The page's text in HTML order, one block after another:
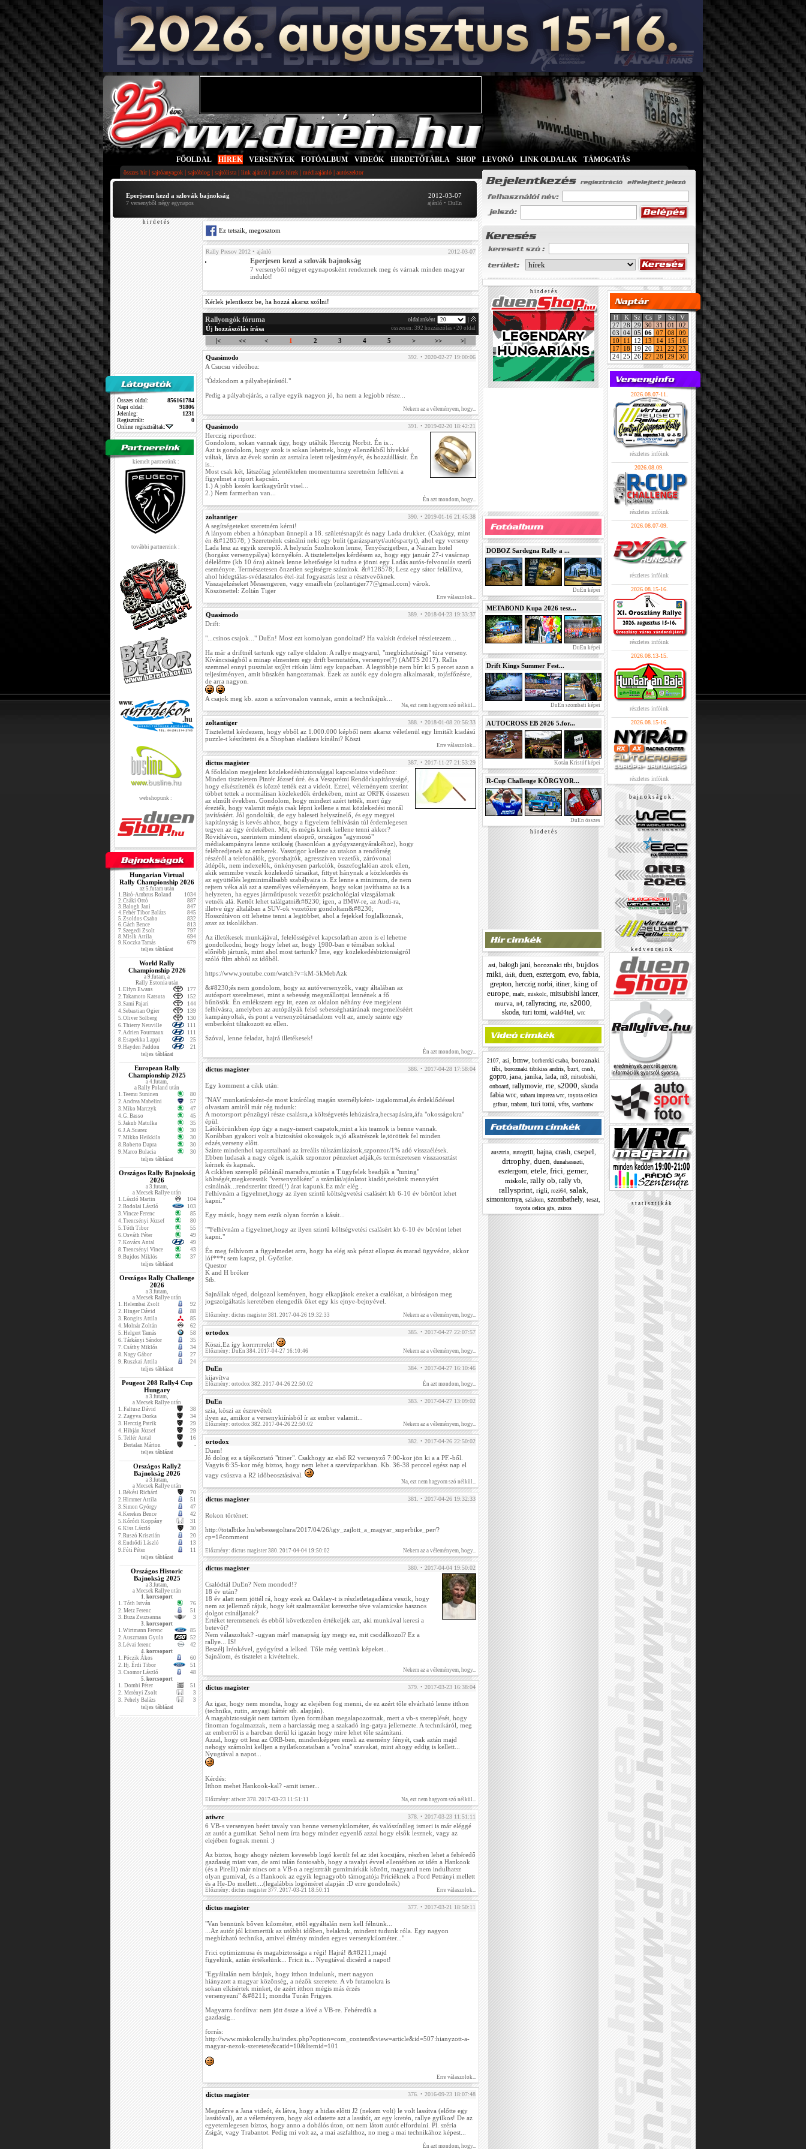
FŐOLDAL HÍREK VERSENYEK FOTÓALBUM VIDEÓK HIRDETŐTÁBLA SHOP LEVONÓ LINK OLDALAK TÁMOGATÁS
összes hír| sajtóanyagok | sajtóblog | sajtólista | link ajánló | autós hírek | médiaajánló | autószektor
Eperjesen kezd a szlovák bajnokság
7 versenyből négy egynapos
2012-03-07
ajánló • DuEn
h i r d e t é s
Összes oldal:
856161784
Napi oldal:
91806
Jelenleg:
1231
Regisztrált:
0
Online regisztráltak:
kiemelt partnerünk :
további partnereink :
webshopunk :
Hungarian Virtual
Rally Championship 2026
az 5.futam után
1.Biró-Ambrus Roland
1034
2.Csáki Ottó
887
3.Balogh Jani
847
4.Fehér Tibor Balázs
845
5.Zsoldos Csaba
832
6.Gách Bence
813
7.Szegedi Zsolt
797
8.Misik Attila
694
9.Koczka Tamás 679
teljes táblázat
World Rally
Championship 2026
a 9.futam, a
Rally Estonia után
1.Elfyn Ewans
177
2.Takamoto Katsuta
152
3.Sami Pajari
144
4.Sebastian Ogier
139
5.Oliver Solberg
130
6.Thierry Neuville
111
7.Adrien Fourmaux
111
8.Esapekka Lappi
25
9.Hayden Paddon 21
teljes táblázat
European Rally
Championship 2025
a 4.futam,
a Rally Poland után
1.Teemu Suninen
80
2.Andrea Mabelini
57
3.Miko Marczyk
47
4.G. Basso
45
5.Jakub Matulka
35
6.J.A.Suarez
30
7.Mikko Heikkila
30
8.Roberto Dapra
30
9.Marco Bulacia 30
teljes táblázat
Országos Rally Bajnokság
2026
a 3.futam,
a Mecsek Rallye után
1.László Martin
104
2.Bodolai László
103
3.Vincze Ferenc
85
4.Trencsényi József
80
5.Tóth Tibor
55
6.Osváth Péter
49
7.Kovács Antal
49
8.Trencsényi Vince
43
9.Bujdos Miklós 37
teljes táblázat
Országos Rally Challenge
2026
a 3.futam,
a Mecsek Rallye után
1. Helembai Zsolt
92
2. Hinger Dávid
88
3. Rongits Attila
85
4. Molnár Zoltán
62
5. Helgert Tamás
58
6. Tárkányi Sándor
35
7. Csáthy Miklós
34
8. Nagy Gábor
27
9. Ruszkai Attila 24
teljes táblázat
Peugeot 208 Rally4 Cup
Hungary
a 3.futam,
a Mecsek Rallye után
1. Faltusz Dávid
38
2. Zagyva Dorka
34
3. Herczig Patrik
29
4. Hibján József
29
5. Tellér Antal
16
Bertalan Márton
-
teljes táblázat
Országos Rally2
Bajnokság 2026
a 3.futam,
a Mecsek Rallye után
1.Békési Richárd
70
2.Himmer Attila
51
3.Simon György
47
4.Kerekes Bence
42
5.Kóródi Koppány
31
6.Kiss László
30
7.Ruszó Krisztián
20
8.Endrődi László
13
9.Fóti Péter 11
teljes táblázat
Országos Historic
Bajnokság 2025
a 3.futam,
a Mecsek Rallye után
1. korcsoport
1. Tóth István
76
2. Metz Ferenc
51
3. Buza Zsuzsanna
3
3. korcsoport
1.Wirtmann Ferenc
85
2.Auszmann Gyula
52
3.Lévai ferenc
42
4. korcsoport
1. Póczik Ákos
60
2. Ifj. Érdi Tibor
51
3. Csomor László
48
5. korcsoport
1. Dombi Péter
51
2. Merényi Zsolt
3
3. Pehely Balázs 3
teljes táblázat
Ez tetszik, megosztom
Rally Presov 2012 • ajánló 2012-03-07
Eperjesen kezd a szlovák bajnokság
7 versenyből négyet egynaposként rendeznek meg és várnak minden magyar
indulót!
Kérlek jelentkezz be, ha hozzá akarsz szólni!
Rallyongók fóruma oldalanként
Új hozzászólás írása összesen: 392 hozzászólás • 20 oldal
|< << < 1 2 3 4 5 > >> >|
Quasimodo 392. • 2020-02-27 19:00:06
A Csucsu videóhoz:
"Ódzkodom a pályabejárástól."
Pedig a pályabejárás, a rallye egyik nagyon jó, ha nem a legjobb része...
Nekem az a véleményem, hogy...
Quasimodo 391. • 2019-02-20 18:42:21
Herczig riporthoz:
Gondolom, sokan vannak úgy, hogy utálták Herczig Norbit. Én is...
Azt is gondolom, hogy azok is sokan lehetnek, hogy ellenzékből hívekké
váltak, látva az évek során az asztalra letett teljesítményét, és hozzáállását. Én
is...
Most csak két, látszólag jelentéktelen momentumra szeretném felhívni a
figyelmet a riport kapcsán.
1.) A jobb kezén karikagyűrűt visel...
2.) Nem farmerban van...
Én azt mondom, hogy...
zoltantiger 390. • 2019-01-16 21:45:38
A segítségeteket szeretném kérni!
A lányom ebben a hónapban ünnepli a 18. születésnapját és nagy Lada drukker. (Csakúgy, mint
én &#128578; ) Szeretnénk csinálni neki egy bulit (garázspartyt/autóspartyt), ahol egy verseny
Lada lesz az egyik szereplő. A helyszín Szolnokon lenne, Tenyőszigetben, a Nairam hotel
(horgász versenypálya) környékén. A tiszteletteljes kérdésem az, hogy egy január 27-i vasárnap
délelőttre (kb 10 óra) akinek lenne lehetősége ki tudna e jönni egy Ladás autós-felvonulás szerű
eseményre. Természetesen önzetlen segítségre számítok. &#128578; Lesz egy sátor felállítva,
ahol hidegtálas-svédasztalos étel-ital fogyasztás lesz a résztvevőknek.
Visszajelzéseket Messengeren, vagy emailbeln (zoltantiger77@gmail.com) várok.
Köszönettel: Zoltán Tiger
Erre válaszolok...
Quasimodo 389. • 2018-04-23 19:33:37
Drift:
"...csinos csajok..." DuEn! Most ezt komolyan gondoltad? Ha valakit érdekel részletezem...
Ha már a driftnél tartunk egy rallye oldalon: A rallye magyarul, "megbízhatósági" túra verseny.
Kíváncsiságból a minap elmentem egy drift bemutatóra, versenyre(?) (AMTS 2017). Rallis
szemmel ennyi pusztulat sz@rt ritkán látni egy kupacban. A legtöbbje nem bírt ki 5 percet azon a
teljesítményen, amit büszkén hangoztatnak. Ezek az autók egy dologra alkalmasak, tojásfőzésre,
de arra nagyon.
A csajok meg kb. azon a színvonalon vannak, amin a technikájuk...
Na, ezt nem hagyom szó nélkül...
zoltantiger 388. • 2018-01-08 20:56:33
Tisztelettel kérdezem, hogy ebből az 1.000.000 képből nem akarsz véletlenül egy limitált kiadású
puzzle-t készíttetni és a Shopban eladásra kínálni? Köszi
Erre válaszolok...
dictus magister 387. • 2017-11-27 21:53:29
A főoldalon megjelent közlekedésbiztonsággal kapcsolatos videóhoz:
Minden tiszteletem Pintér József úré. és a Veszprémi Rendőrkapitányságé,
hogy elkészítették és közzé tették ezt a videót. Ezzel, véleményem szerint
többet tettek a normálisan közlekedők érdekében, mint az ORFK összesen
az elmúlt években. Gondolom, hogy mindezt azért tették, mert úgy
érezték, hogy valamit mégis csak lépni kellene a mai közlekedési morál
javításáért. Jól gondolták, de egy baleseti helyszínelő, és egy megyei
kapitányság is kevés ahhoz, hogy a figyelem felhívásán túl érdemlegesen
tegyen az ügy érdekében. Mit, és mégis kinek kellene tenni akkor?
Rövidtávon, szerintem mindent elsöprő, országos "agymosó"
médiakampányra lenne szükség (hasonlóan a gyógyszergyárakéhoz), hogy
felébredjenek az emberek. Vasszigor kellene az utakon a rendőrség
részéről a telefonálók, gyorshajtók, agresszíven vezetők, záróvonal
átlépők, nem indexelők, önkényesen parkolók, összefoglalóan azok ellen,
akik semmibe veszik közlekedő társaikat, fittyet hánynak a közlekedés és
az együttélés legminimálisabb szabályaira is. Ez lenne a minimum, de nem
rejtem véka alá azt a személyes véleményem, hogy sokat javíthatna az is a
helyzeten, ha egyes járműtípusok vezetőit pszichológiai vizsgálatnak
vetnék alá. Kettőt lehet találgatni&#8230; igen, a BMW-re, az Audi-ra,
illetve úgy általában a SUV-ok vezetőire gondoltam&#8230;
Hosszútávon ott lehetne tenni a legtöbbet, ahol a fejekkel foglalkoznak,
azaz az iskolákban.
Az illetékesek munkájával, felelősségével kapcsolatban azon is el lehetne
gondolkodni, hogy hogy lehet az, hogy 1980-ban e témában sokkal
előrébb jártunk, mint ahol most tartunk? Íme, egy közlekedésbiztonságról
szóló film abból az időből.
https://www.youtube.com/watch?v=kM-5kMebAzk
&#8230;és nem gondolom, hogy az autóversenyzők, vagy általában az
autósport szerelmesei, mint a sebesség megszállottjai lennének a fő
bűnösök. Én emlékszem egy itt, ezen az oldalon néhány éve megjelent
felhívásra, amelyben az autópályák felső sebességhatárának megemeléséért
kampányoltak, és pont a versenyzőtársadalom volt az, amely szinte egy
emberként tiltakozott ez ellen.
Szóval, lenne feladat, hajrá illetékesek!
Én azt mondom, hogy...
dictus magister 386. • 2017-04-28 17:58:04
Egy komment a cikk után:
"NAV munkatársként-de most kizárólag magán személyként- izgalommal,és érdeklődéssel
olvastam amiről már rég tudunk:
A motorsport pénzügyi része csalásra,a költségvetés lehúzására,becsapására,áfa "okosságokra"
épül.
Látókörünkben épp úgy a nagy-ismert csapatok,mint a kis teamok is benne vannak.
Korábban gyakori volt a biztosítási okosságok is,jó alkatrészek le,töröttek fel minden
edzés,verseny előtt.
Szinte mindenhol tapasztalható az irreális túlszámlázások,szponzor/1% adó visszaélések.
Ebben ludasak a nagy cégek is,akik szponzor pénzeket adják,és természetesen visszaosztást
kérnek és kapnak.
A cikkben szereplő példánál maradva,miután a T.ügyfelek beadják a "tuning"
költségét,megkeressük "versenyzőként" a számlát/ajánlatot kiadót,nekünk mennyiért
csinálnák...rendszerint tized(!) árat kapunk.Ez már elég .
Felhívnám a figyelmet,hogy az ilyen szintű költségvetési csalásért kb 6-10 év börtönt lehet
kapni."
Egy másik, hogy nem eszik olyan forrón a kását...
""Felhívnám a figyelmet,hogy az ilyen szintű költségvetési csalásért kb 6-10 év börtönt lehet
kapni."
Én meg felhívom a figyelmedet arra, hogy ha elég sok pénzt ellopsz és marad ügyvédre, akkor
lóf***t sem kapsz, pl. Győzike.
Questor
K and H bróker
Stb.
Sajnállak téged, dolgozol keményen, hogy elkapjátok ezeket a csalókat, a bíróságon meg
jogszolgáltatás keretében elengedik őket egy kis ejnye-bejnyével.
Előzmény: dictus magister 381. 2017-04-26 19:32:33 Nekem az a véleményem, hogy...
ortodox 385. • 2017-04-27 22:07:57
Köszi.Ez így korrrrrrekt!
Előzmény: DuEn 384. 2017-04-27 16:10:46 Nekem az a véleményem, hogy...
DuEn 384. • 2017-04-27 16:10:46
kijavítva
Előzmény: ortodox 382. 2017-04-26 22:50:02 Én azt mondom, hogy...
DuEn 383. • 2017-04-27 13:09:02
szia, köszi az észrevételt
ilyen az, amikor a versenykiírásból ír az ember valamit...
Előzmény: ortodox 382. 2017-04-26 22:50:02 Nekem az a véleményem, hogy...
ortodox 382. • 2017-04-26 22:50:02
Duen!
Jó dolog ez a tájékoztató "itiner". Csakhogy az első R2 versenyző 7:00-kor jön ki a a PF.-ből.
Vagyis 6:35-kor még biztos, hogy nem lehet a szervízparkban. Kb. 36-38 perccel egész nap el
vagy csúszva a R2 időbeosztásával.
Na, ezt nem hagyom szó nélkül...
dictus magister 381. • 2017-04-26 19:32:33
Rokon történet:
http://totalbike.hu/sebessegoltara/2017/04/26/igy_zajlott_a_magyar_superbike_per/?
cp=1#comment
Előzmény: dictus magister 380. 2017-04-04 19:50:02 Nekem az a véleményem, hogy...
dictus magister 380. • 2017-04-04 19:50:02
Csalódtál DuEn? Nem mondod!?
18 év után?
18 év alatt nem jöttél rá, hogy ezek az Oaklay-t is részletletagadásra veszik, hogy
nem az jellemző rájuk, hogy két szalmaszálat keresztbe téve valamicske hasznos
dolgot csináljanak?
Értéket teremtsenek és ebből következően értékeljék azt, aki munkával keresi a
betevőt?
Nem válaszoltak? -ugyan már! manapság így megy ez, mit csodálkozol? Ez a
rallye... IS!
Beszélj Irénkével, gyógyítsd a lelked. Tőle még vettünk képeket...
Sajnálom, és tisztelet a kivételnek.
Nekem az a véleményem, hogy...
dictus magister 379. • 2017-03-23 16:38:04
Az igaz, hogy nem mondta, hogy az elejében fog menni, de ez azért tőle elvárható lenne itthon
(technika, rutin, anyagi háttér stb. alapján).
A magabiztosságát nem tartom ilyen formában megalapozottnak, mert a vb-s szereplését, hogy
finoman fogalmazzak, nem a harciasság meg a szakadó ing-gatya jellemezte. A technikáról, meg
az emberről is a harcban derül ki igazán hogy mire lehet tőle számítani.
Azzal, hogy ott lesz az ORB-ben, mindenképpen emeli az esemény fényét, csak aztán majd
nehogy számolni kelljen a nyilatkozataiban a "volna" szavakat, mint ahogy eddig is kellett...
Nyugtával a napot...
Kérdés:
Itthon mehet Hankook-kal? -amit ismer...
Előzmény: atiwrc 378. 2017-03-23 11:51:11 Na, ezt nem hagyom szó nélkül...
atiwrc 378. • 2017-03-23 11:51:11
6 VB-s versenyen beért tavaly van benne versenykilométer, és valószínűleg ismeri is már eléggé
az autót a gumikat. Sehol nem írta hogy mindez egyenlő azzal hogy elsők lesznek, vagy az
elejében fognak menni :)
Az biztos, hogy ahogy néztem kevesebb logó került fel az idei kocsijára, részben lehet a fehéredő
gazdaság miatt van, de ami talán fontosabb, hogy a tavalyi évvel ellentétben az idén a Hankook
(és a Pirelli) már nincs ott a VB-n a regisztrált gumimárkák között, magyarul nem indulhatsz
olyan gumival, és a Hankook az egyik legnagyobb támogatója Friciéknek a Ford Petrányi mellett
és a He-Do mellett....(legalábbis logóméret alapján :D erre gondolnék)
Előzmény: dictus magister 377. 2017-03-21 18:50:11 Erre válaszolok...
dictus magister 377. • 2017-03-21 18:50:11
"Van bennünk bőven kilométer, ettől egyáltalán nem kell félnünk...
...Az autót jól kiismertük az utóbbi időben, belaktuk, mindent tudunk róla. Egy nagyon
megbízható technika, amivel élmény minden egyes versenykilométer..."
Frici optimizmusa és magabiztossága a régi! Hajrá! &#8211;majd
figyelünk, aztán értékelünk... Fricit is... Nyugtával dicsérd a napot!
"Egyáltalán nem bánjuk, hogy itthon indulunk, mert nagyon
hiányzott a magyar közönség, a nézők szeretete. A vb futamokra is
sokan elkísértek minket, de azért itthon mégis más érzés
versenyezni" &#8211; mondta Turán Frigyes.
Magyarra fordítva: nem jött össze a lóvé a VB-re. Fehéredik a
gazdaság...
forrás:
http://www.miskolcrally.hu/index.php?option=com_content&view=article&id=507:hianyzott-a-
magyar-nezok-szeretete&catid=10&Itemid=101
Erre válaszolok...
dictus magister 376. • 2016-09-23 18:07:48
Megnézve a Jana videót, és látva, hogy a hidas előtti J2 (nekem volt) le volt lassítva (előtte egy
lassítóval), az a véleményem, hogy aki odatette azt a lassítót, az egy kretén, rallye gyilkos! De az
egyetemlegesen biztos, hogy anno a dobálós úton, ott nem látott autót elfordulni. Pl. széria
Zsigát, vagy Trabantot. Pedig mi volt az, a mai aszfalthoz, no meg a mai technikához képest...
Én azt mondom, hogy...
h i r d e t é s
DOBOZ Sardegna Rally a ...
DuEn képei
METABOND Kupa 2026 tesz...
DuEn képei
Drift Kings Summer Fest...
DuEn szombati képei
AUTOCROSS EB 2026 5.for...
Kotán Kristóf képei
R-Cup Challenge KÖRGYOR...
DuEn összes
h i r d e t é s
asi balogh jani boroznaki tibi bujdos
miki drift duen esztergom evo fabia
grepton, herczig norbi, itiner, king of
europe mafc miskolc mitsubishi lancer
murva n4 rallyracing rte s2000
skoda, turi tomi, wald4tel wrc
2107 asi bmw, borbereki csaba boroznaki
tibi
boroznaki tibikiss andris, bzrt, crash
gopro, jana, janika, lada, m3 mitsubishi
onboard, rallymovie, rte, s2000 skoda
fabia wrc, subaru impreza wrc, toyota celica
gtfour trabant turi tomi vfts wartbmw
ausztria, autogrill bajna, crash, csepel
drtrophy duen dunaharaszti
esztergom etele frici gemer,
miskolc, rally ob rally vb,
rallysprint, rigli rozi64, salak
simontornya szlalom szombathely teszt
toyota celica gts zsiros
H K Sz Cs P Sz
V
27 28 29 30 31 01
02
03 04 05 06 07 08
09
10
11 12 13 14 15
16
17
18 19 20 21 22
23
24 25 26 27 28 29 30
2026.08.07-11.
részletes infóink
2026.08.09.
részletes infóink
2026.08.07-09.
részletes infóink
2026.08.15-16.
részletes infóink
2026.08.13-15.
részletes infóink
2026.08.15-16.
részletes infóink
b a j n o k s á g o k :
k e d v e n c e i n k
s t a t i s z t i k á k